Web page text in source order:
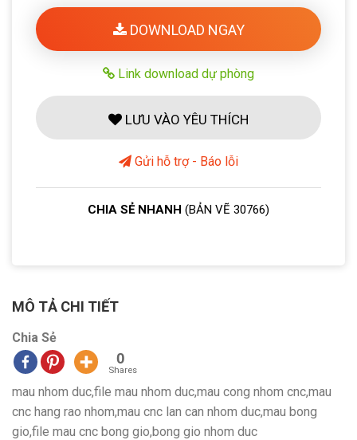
DOWNLOAD NGAY
Link download dự phòng
LƯU VÀO YÊU THÍCH
Gửi hỗ trợ - Báo lỗi
CHIA SẺ NHANH (BẢN VẼ 30766)
MÔ TẢ CHI TIẾT
Chia Sẻ
0
Shares
mau nhom duc,file mau nhom duc,mau cong nhom cnc,mau
cnc hang rao nhom,mau cnc lan can nhom duc,mau bong
gio,file mau cnc bong gio,bong gio nhom duc